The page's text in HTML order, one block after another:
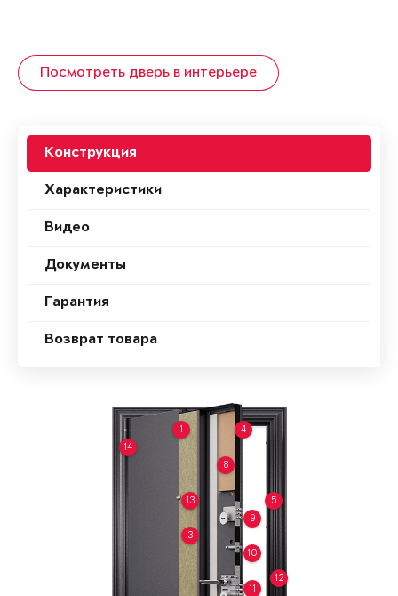
Посмотреть дверь в интерьере
Конструкция
Характеристики
Видео
Документы
Гарантия
Возврат товара
1
3
4
5
8
9
10
11
12
13
14